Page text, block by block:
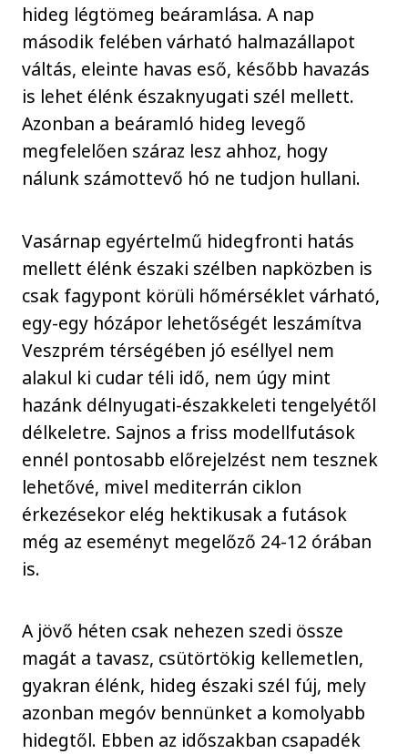
hideg légtömeg beáramlása. A nap
második felében várható halmazállapot
váltás, eleinte havas eső, később havazás
is lehet élénk északnyugati szél mellett.
Azonban a beáramló hideg levegő
megfelelően száraz lesz ahhoz, hogy
nálunk számottevő hó ne tudjon hullani.
Vasárnap egyértelmű hidegfronti hatás
mellett élénk északi szélben napközben is
csak fagypont körüli hőmérséklet várható,
egy-egy hózápor lehetőségét leszámítva
Veszprém térségében jó eséllyel nem
alakul ki cudar téli idő, nem úgy mint
hazánk délnyugati-északkeleti tengelyétől
délkeletre. Sajnos a friss modellfutások
ennél pontosabb előrejelzést nem tesznek
lehetővé, mivel mediterrán ciklon
érkezésekor elég hektikusak a futások
még az eseményt megelőző 24-12 órában
is.
A jövő héten csak nehezen szedi össze
magát a tavasz, csütörtökig kellemetlen,
gyakran élénk, hideg északi szél fúj, mely
azonban megóv bennünket a komolyabb
hidegtől. Ebben az időszakban csapadék